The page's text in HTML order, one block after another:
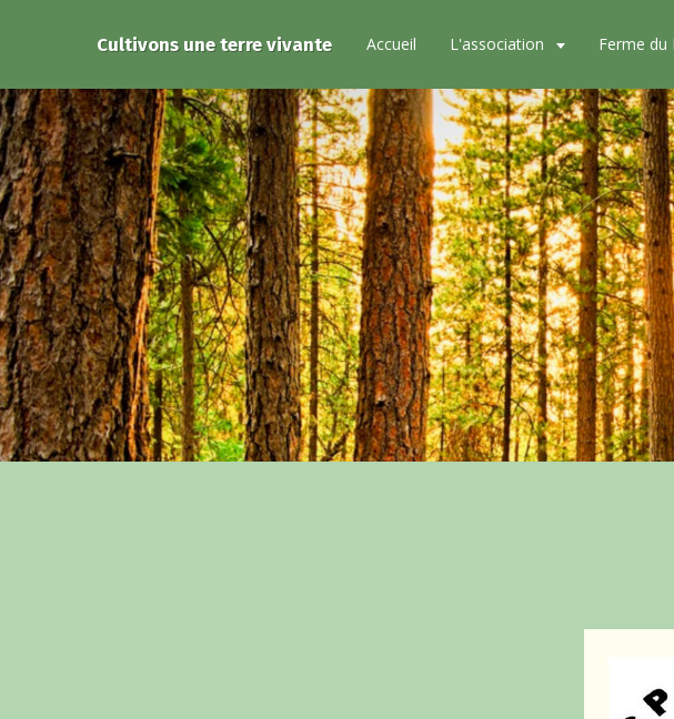
Cultivons une terre vivante Accueil L'association Ferme du